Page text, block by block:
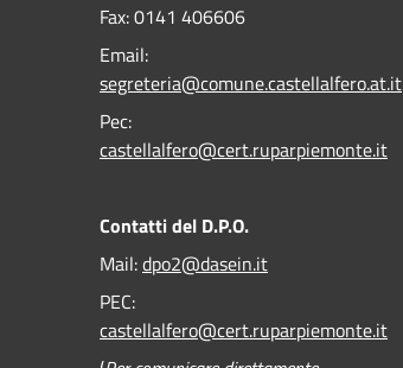
Fax:0141 406606
Email:
segreteria@comune.castellalfero.at.it
Pec:
castellalfero@cert.ruparpiemonte.it
Contatti del D.P.O.
Mail:dpo2@dasein.it
PEC:
castellalfero@cert.ruparpiemonte.it